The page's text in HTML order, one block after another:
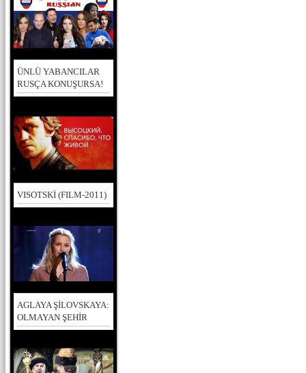
ÜNLÜ YABANCILAR
RUSÇA KONUŞURSA!
VISOTSKİ (FILM-2011)
AGLAYA ŞİLOVSKAYA:
OLMAYAN ŞEHİR